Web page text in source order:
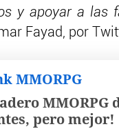
y apoyar a las
Fayad, por
MMORPG
MMORPG
pero mejor!